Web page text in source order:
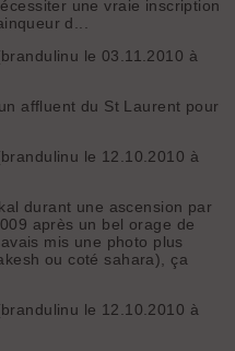
une vraie inscription
d...
le 03.11.2010 à
affluent du St Laurent pour
le 12.10.2010 à
durant une ascension par
après un bel orage de
mis une photo plus
ou coté sahara), ça
le 12.10.2010 à